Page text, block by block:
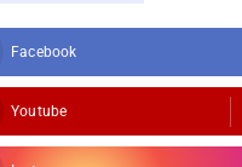
Facebook
Youtube